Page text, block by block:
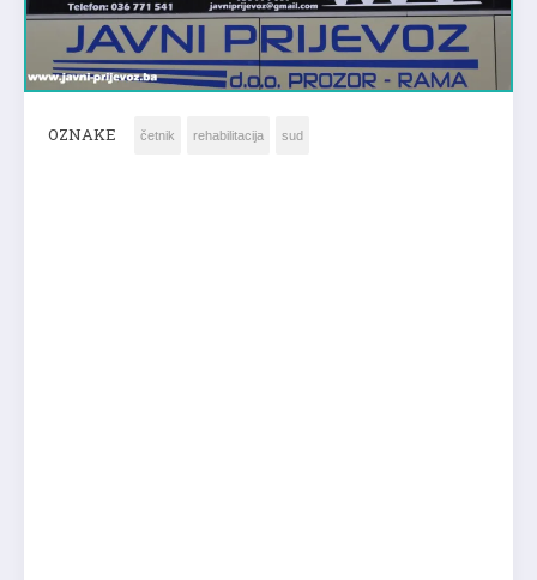
OZNAKE četnik rehabilitacija sud